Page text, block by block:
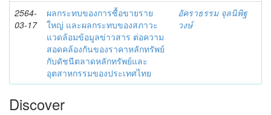
2564-
03-17
ผลกระทบของการซื้อขายราย
ใหญ่ และผลกระทบของสภาวะ
แวดล้อมข้อมูลข่าวสาร ต่อความ
สอดคล้องกันของราคาหลักทรัพย์
กับดัชนีตลาดหลักทรัพย์และ
อุตสาหกรรมของประเทศไทย
อัคราธรรม จุลนิพิฐ
วงษ์
Discover